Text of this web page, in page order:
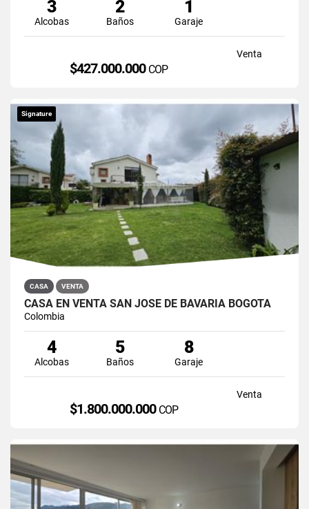
3
Alcobas
2
Baños
1
Garaje
Venta
$427.000.000 COP
Signature
CASA VENTA
CASA EN VENTA SAN JOSÉ DE BAVARIA BOGOTÁ
Colombia
4
Alcobas
5
Baños
8
Garaje
Venta
$1.800.000.000 COP